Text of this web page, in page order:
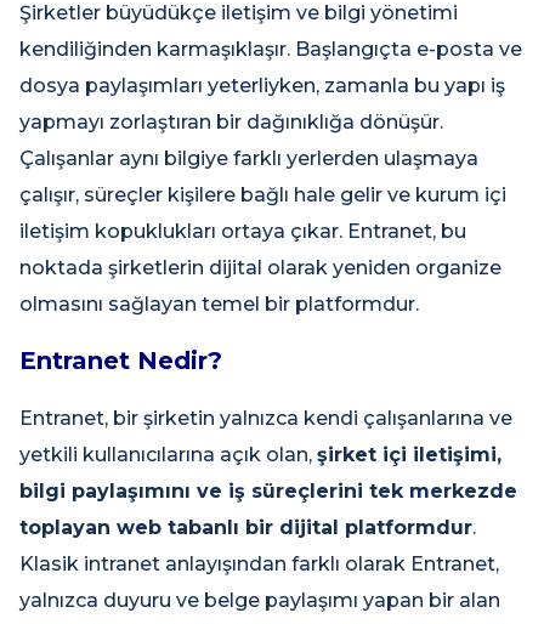
Şirketler büyüdükçe iletişim ve bilgi yönetimi
kendiliğinden karmaşıklaşır. Başlangıçta e-posta ve
dosya paylaşımları yeterliyken, zamanla bu yapı iş
yapmayı zorlaştıran bir dağınıklığa dönüşür.
Çalışanlar aynı bilgiye farklı yerlerden ulaşmaya
çalışır, süreçler kişilere bağlı hale gelir ve kurum içi
iletişim kopuklukları ortaya çıkar. Entranet, bu
noktada şirketlerin dijital olarak yeniden organize
olmasını sağlayan temel bir platformdur.
Entranet Nedir?
Entranet, bir şirketin yalnızca kendi çalışanlarına ve
yetkili kullanıcılarına açık olan, şirket içi iletişimi,
bilgi paylaşımını ve iş süreçlerini tek merkezde
toplayan web tabanlı bir dijital platformdur.
Klasik intranet anlayışından farklı olarak Entranet,
yalnızca duyuru ve belge paylaşımı yapan bir alan